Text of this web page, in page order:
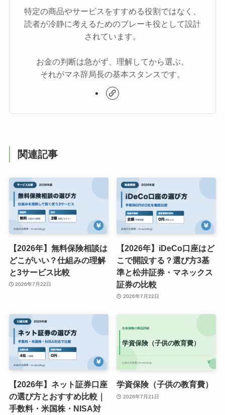
特定の商品やサービスをすすめる役割ではなく、
読者が冷静に考えるためのブレーキ役として設計
されています。
お金の判断は急がず、理解してから選ぶ。
それがマネ辞局長の基本スタンスです。
関連記事
【2026年】無料保険相談は
どこがいい？仕組みの理解
と3サービス比較
2026年7月22日
【2026年】iDeCo口座はど
こで開設する？選び方3基
準と松井証券・マネックス
証券の比較
2026年7月22日
【2026年】ネット証券口座
の選び方とおすすめ比較｜
手数料・米国株・NISA対
学資保険（子供の教育費）
2026年7月21日